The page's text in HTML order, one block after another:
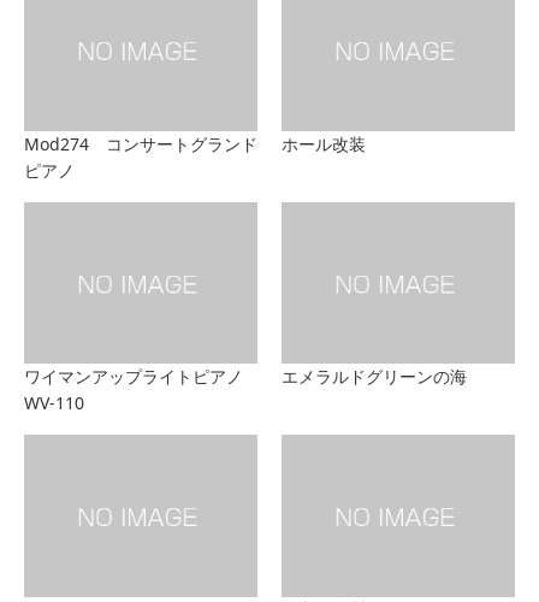
Mod274 コンサートグランド
ピアノ
ホール改装
ワイマンアップライトピアノ
WV-110
エメラルドグリーンの海